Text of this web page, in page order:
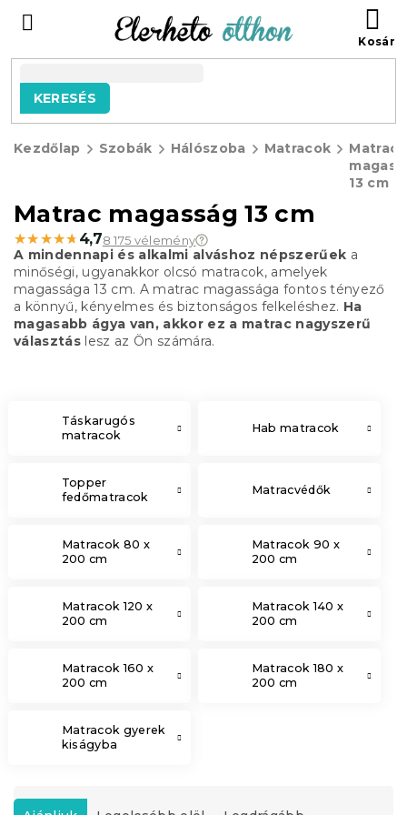
tartalomhoz
KERESÉS
Kezdőlap Szobák Hálószoba Matracok
Matrac
13 cm
Matrac magasság 13 cm
★★★★★
★★★★★ 4,78 175 vélemény
A mindennapi és alkalmi alváshoz népszerűek a
minőségi, ugyanakkor olcsó matracok, amelyek
magassága 13 cm. A matrac magassága fontos tényező
a könnyű, kényelmes és biztonságos felkeléshez. Ha
magasabb ágya van, akkor ez a matrac nagyszerű
választás lesz az Ön számára.
Táskarugós
matracok
Hab matracok
Topper
fedőmatracok
Matracvédők
Matracok 80 x
200 cm
Matracok 90 x
200 cm
Matracok 120 x
200 cm
Matracok 140 x
200 cm
Matracok 160 x
200 cm
Matracok 180 x
200 cm
Matracok gyerek
kiságyba
T